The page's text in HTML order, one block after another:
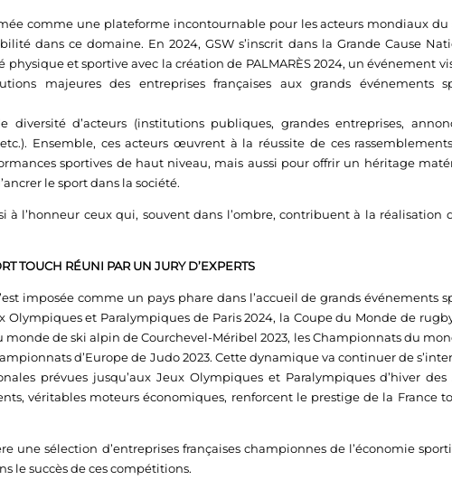
comme une plateforme incontournable pour les acteurs mondiaux du
dans ce domaine. En 2024, GSW s’inscrit dans la Grande Cause
et sportive avec la création de PALMARÈS 2024, un événement
majeures des entreprises françaises aux grands événements
diversité d’acteurs (institutions publiques, grandes entreprises,
Ensemble, ces acteurs œuvrent à la réussite de ces
sportives de haut niveau, mais aussi pour offrir un héritage
le sport dans la société.
l’honneur ceux qui, souvent dans l’ombre, contribuent à la réalisation
TOUCH RÉUNI PAR UN JURY D’EXPERTS
imposée comme un pays phare dans l’accueil de grands événements
Olympiques et Paralympiques de Paris 2024, la Coupe du Monde de
monde de ski alpin de Courchevel-Méribel 2023, les Championnats du
d’Europe de Judo 2023. Cette dynamique va continuer de
prévues jusqu’aux Jeux Olympiques et Paralympiques d’hiver des
véritables moteurs économiques, renforcent le prestige de la France
une sélection d’entreprises françaises championnes de l’économie
le succès de ces compétitions.